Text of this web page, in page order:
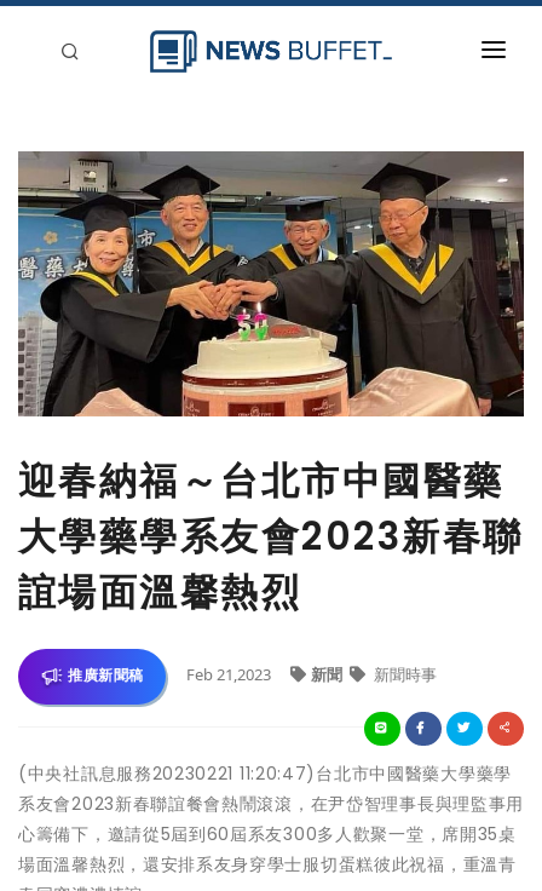
新聞稿分類
登入
刊登
迎春納福～台北市中國醫藥
大學藥學系友會2023新春聯
誼場面溫馨熱烈
推廣新聞稿 Feb 21,2023 新聞 新聞時事
(中央社訊息服務20230221 11:20:47)台北市中國醫藥大學藥學
系友會2023新春聯誼餐會熱鬧滾滾，在尹岱智理事長與理監事用
心籌備下，邀請從5屆到60屆系友300多人歡聚一堂，席開35桌
場面溫馨熱烈，還安排系友身穿學士服切蛋糕彼此祝福，重溫青